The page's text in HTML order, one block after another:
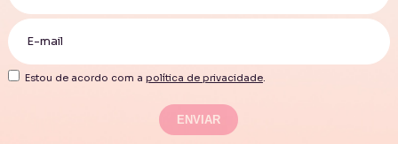
Estou de acordo com a política de privacidade.